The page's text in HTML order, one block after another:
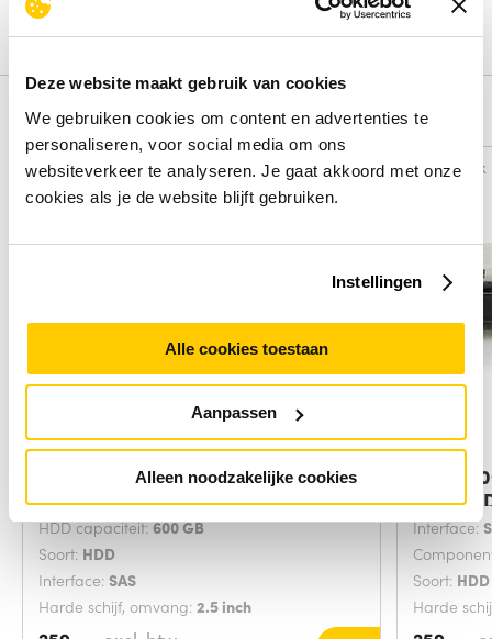
Deze website maakt gebruik van cookies
We gebruiken cookies om content en advertenties te
personaliseren, voor social media om ons
websiteverkeer te analyseren. Je gaat akkoord met onze
cookies als je de website blijft gebruiken.
Instellingen
Alle cookies toestaan
Aanpassen
Alleen noodzakelijke cookies
Schrijf een review
Alternatieven
Vergelijk
HP 600GB 6G SAS 10K rpm SFF SC
Enterprise
HDD capaciteit:600 GB
Soort: HDD
Interface: SAS
Harde schijf, omvang: 2.5 inch
Vergelijk
HPE
SAS
Interface:
Soort: HDD
Harde